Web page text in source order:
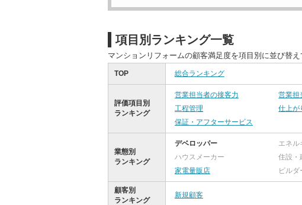
項目別ランキング一覧
マンションリフォームの顧客満足度を項目別に並び替え
TOP 総合ランキング
評価項目別
ランキング
営業担当者の接客力 営業担
工程管理
仕上が
保証・アフターサービス
業態別
ランキング
デベロッパー エネル
ハウスメーカー
住設・
家電量販店
ビルダ
顧客別
ランキング
新規顧客